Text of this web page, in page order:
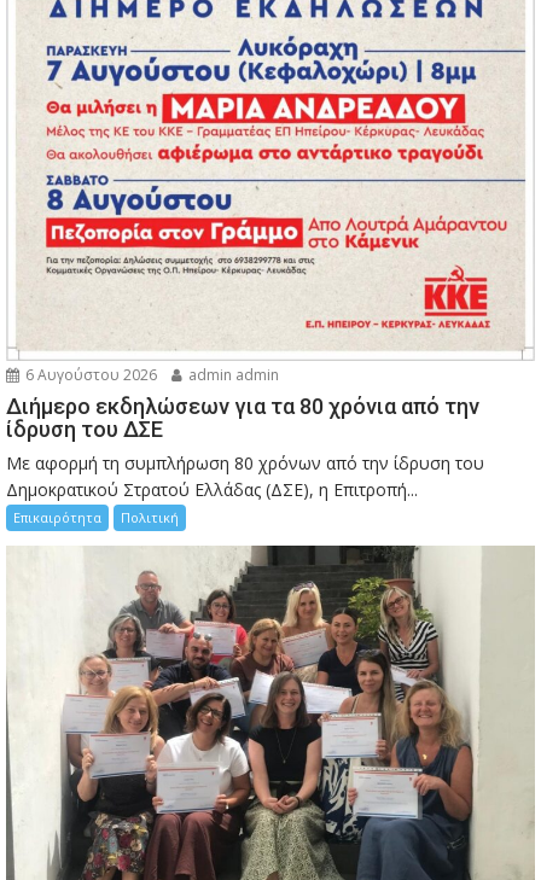
6 Αυγούστου 2026 admin admin
Διήμερο εκδηλώσεων για τα 80 χρόνια από την
ίδρυση του ΔΣΕ
Με αφορμή τη συμπλήρωση 80 χρόνων από την ίδρυση του
Δημοκρατικού Στρατού Ελλάδας (ΔΣΕ), η Επιτροπή...
Επικαιρότητα Πολιτική